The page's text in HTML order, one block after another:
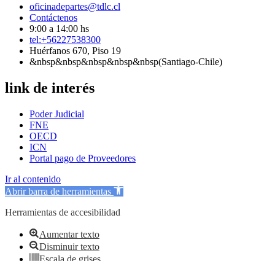
oficinadepartes@tdlc.cl
Contáctenos
9:00 a 14:00 hs
tel:+56227538300
Huérfanos 670, Piso 19
&nbsp&nbsp&nbsp&nbsp&nbsp(Santiago-Chile)
link de interés
Poder Judicial
FNE
OECD
ICN
Portal pago de Proveedores
Ir al contenido
Abrir barra de herramientas
Herramientas de accesibilidad
Aumentar texto
Disminuir texto
Escala de grises